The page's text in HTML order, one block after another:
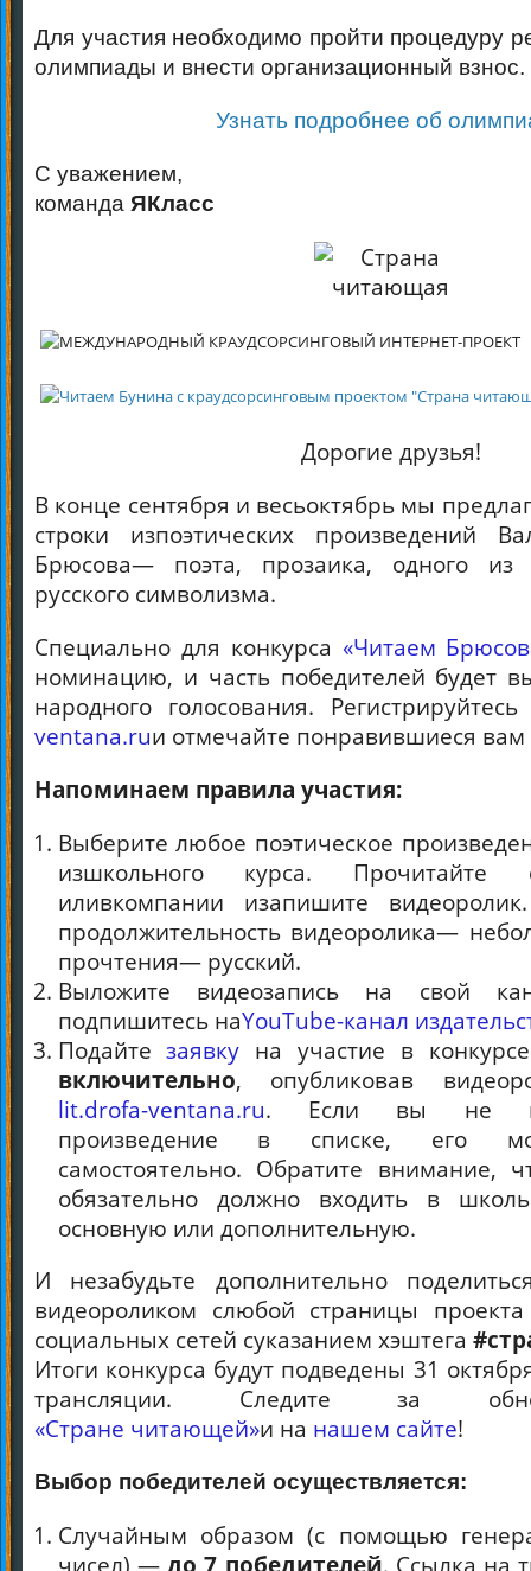
Для участия необходимо пройти процедуру
олимпиады и внести организационный взнос.
Узнать подробнее об
С уважением,
команда ЯКласс
Дорогие друзья!
В конце сентября и весьоктябрь мы
строки изпоэтических произведений
Брюсова— поэта, прозаика, одного из
русского символизма.
Специально для конкурса «Читаем
номинацию, и часть победителей будет
народного голосования.
ventana.ruи отмечайте понравившиеся
Напоминаем правила участия:
Выберите любое поэтическое
изшкольного курса. Прочитайте
иливкомпании изапишите
продолжительность видеоролика—
прочтения— русский.
Выложите видеозапись на свой
подпишитесь наYouTube-канал
Подайтезаявку на участие в
включительно, опубликовав
lit.drofa-ventana.ru. Если вы не
произведение в списке, его
самостоятельно. Обратите внимание,
обязательно должно входить в
основную или дополнительную.
И незабудьте дополнительно
видеороликом слюбой страницы
социальных сетей суказанием хэштега
Итоги конкурса будут подведены 31
трансляции. Следите за
«Стране читающей»и на нашем сайте!
Выбор победителей оcуществляется:
Случайным образом (с помощью